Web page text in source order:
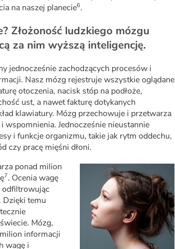
na naszej planecie6.
Złożoność ludzkiego mózgu
za nim wyższą inteligencję.
jednocześnie zachodzących procesów i
Nasz mózg rejestruje wszystkie oglądane
otoczenia, nacisk stóp na podłoże,
ust, a nawet fakturę dotykanych
klawiatury. Mózg przechowuje i przetwarza
wspomnienia. Jednocześnie nieustannie
i funkcje organizmu, takie jak rytm oddechu,
czy pracę mięśni dłoni.
ponad milion
7. Ocenia wagę
odfiltrowując
Dzięki temu
Mózg,
informacji
wagę i